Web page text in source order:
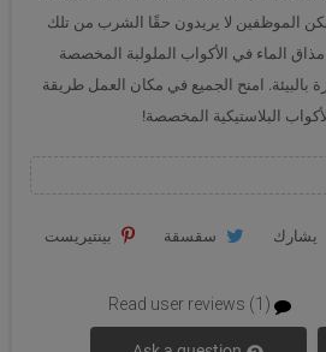
الموظفين لا يريدون حقًا الشرب من تلك
مذاق الماء في الأكواب الملولبة المخصصة
بالبيئة. امنح الجميع في مكان العمل طريقة
البلاستيكية المخصصة!
يشارك سقسقة بينتيريست